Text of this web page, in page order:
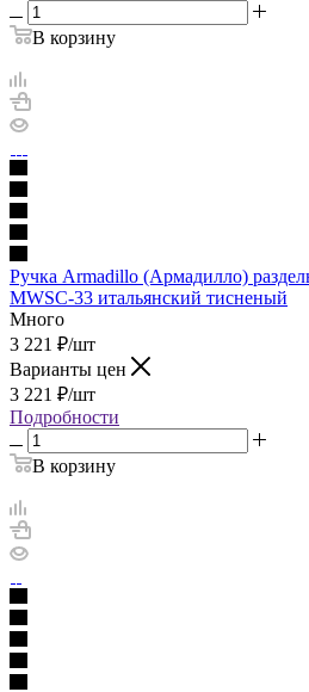
В корзину
Ручка Armadillo (Армадилло)
MWSC-33 итальянский тисненый
Много
3 221 ₽/шт
Варианты цен
3 221 ₽/шт
Подробности
В корзину